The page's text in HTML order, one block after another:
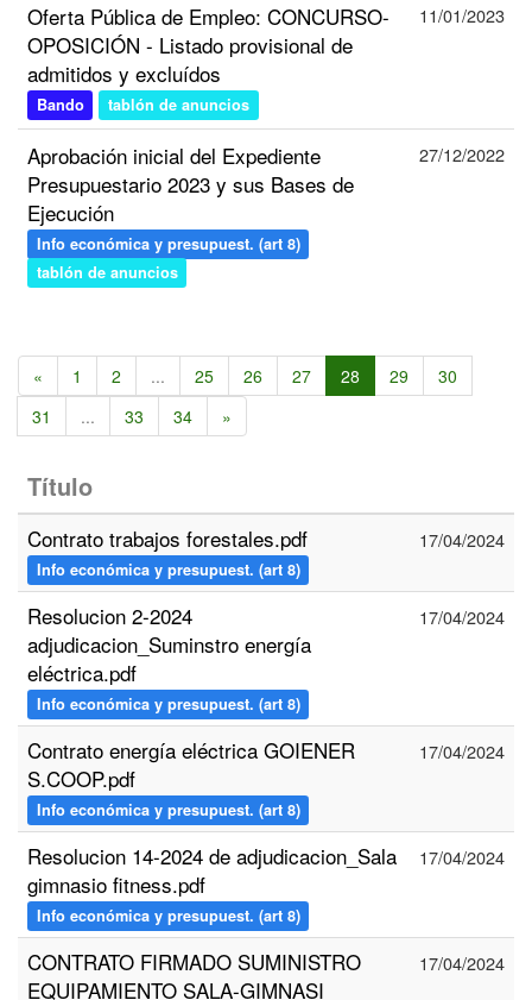
Oferta Pública de Empleo: CONCURSO-
OPOSICIÓN - Listado provisional de
admitidos y excluídos
Bando tablón de anuncios
11/01/2023
Aprobación inicial del Expediente
Presupuestario 2023 y sus Bases de
Ejecución
Info económica y presupuest. (art 8)
tablón de anuncios
27/12/2022
« 1 2 ... 25 26 27 28 29
30
31
... 33 34 »
Título
Contrato trabajos forestales.pdf
Info económica y presupuest. (art 8)
17/04/2024
Resolucion 2-2024
adjudicacion_Suminstro energía
eléctrica.pdf
Info económica y presupuest. (art 8)
17/04/2024
Contrato energía eléctrica GOIENER
S.COOP.pdf
Info económica y presupuest. (art 8)
17/04/2024
Resolucion 14-2024 de adjudicacion_Sala
gimnasio fitness.pdf
Info económica y presupuest. (art 8)
17/04/2024
CONTRATO FIRMADO SUMINISTRO
EQUIPAMIENTO SALA-GIMNASI
17/04/2024